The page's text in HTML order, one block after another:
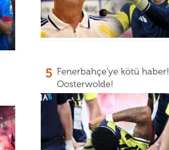
5 Fenerbahçe'ye kötü haber!
Oosterwolde!